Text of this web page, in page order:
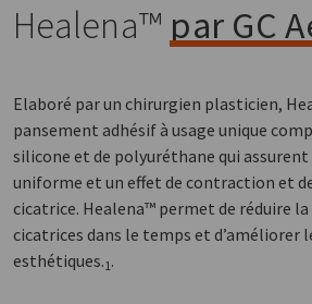
Healena™ par GC
Elaboré par un chirurgien plasticien,
pansement adhésif à usage unique
silicone et de polyuréthane qui assurent
uniforme et un effet de contraction et
cicatrice. Healena™ permet de réduire
cicatrices dans le temps et d’améliorer
esthétiques.1 .